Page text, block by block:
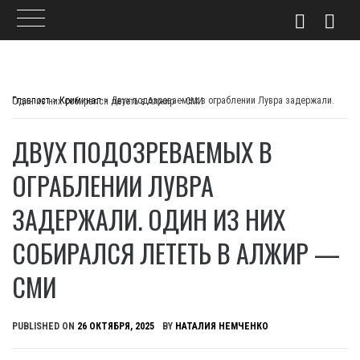
Главпост>Криминал>
Двух подозреваемых в ограблении Лувра задержали. Один из них собирался лететь в Алжир — СМИ
ДВУХ ПОДОЗРЕВАЕМЫХ В
ОГРАБЛЕНИИ ЛУВРА
ЗАДЕРЖАЛИ. ОДИН ИЗ НИХ
СОБИРАЛСЯ ЛЕТЕТЬ В АЛЖИР —
СМИ
PUBLISHED ON 26 ОКТЯБРЯ, 2025 BY НАТАЛИЯ НЕМЧЕНКО